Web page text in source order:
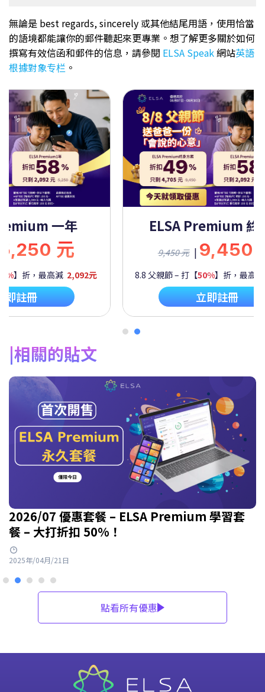
無論是 best regards, sincerely 或其他結尾用語，使用恰當
的語境都能讓你的郵件聽起來更專業。想了解更多關於如何
撰寫有效信函和郵件的信息，請參閱 ELSA Speak網站英語
根據對象专栏 。
一年
元
】折，最高減 2,092元
即註冊
ELSA Premium 終
9,450 元 | 9,450
8.8 父親節 – 打【50%】折，最高
立即註冊
相關的貼文
2026/07 優惠套餐 – ELSA Premium 學習套
餐 – 大打折扣 50%！
2025年/04月/21日
點看所有優惠